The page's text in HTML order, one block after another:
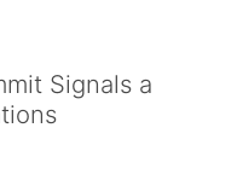
Signals a